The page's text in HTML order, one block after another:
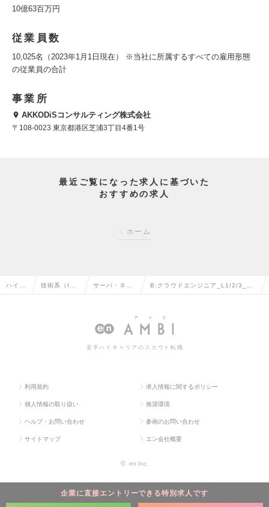
10億63百万円
従業員数
10,025名（2023年1月1日現在） ※当社に所属するすべての雇用形態
の従業員の合計
事業所
AKKODiSコンサルティング株式会社
〒108-0023 東京都港区芝浦3丁目4番1号
最近ご覧になった求人に基づいた
おすすめの求人
ホーム
企業に直接エントリーできる特別求人です
ハイク 技術系（I サーバ・ネッ
ジニアの転職
B:クラウドエンジニア_L1/2/3_大
リモート案件等）の求人情報
若手ハイキャリアのスカウト転職
利用規約 求人情報に関するポリシー
個人情報の取り扱い 推奨環境
ヘルプ・お問い合わせ 参画のお問い合わせ
サイトマップ エン会社概要
© en Inc.